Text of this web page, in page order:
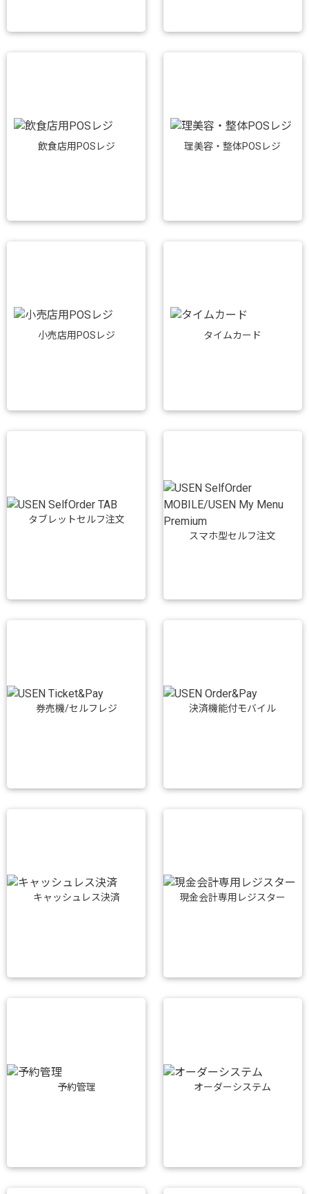
飲食店用POSレジ 理美容・整体POSレジ
小売店用POSレジ タイムカード
タブレットセルフ注文
スマホ型セルフ注文
券売機/セルフレジ 決済機能付モバイル
キャッシュレス決済 現金会計専用レジスター
予約管理 オーダーシステム